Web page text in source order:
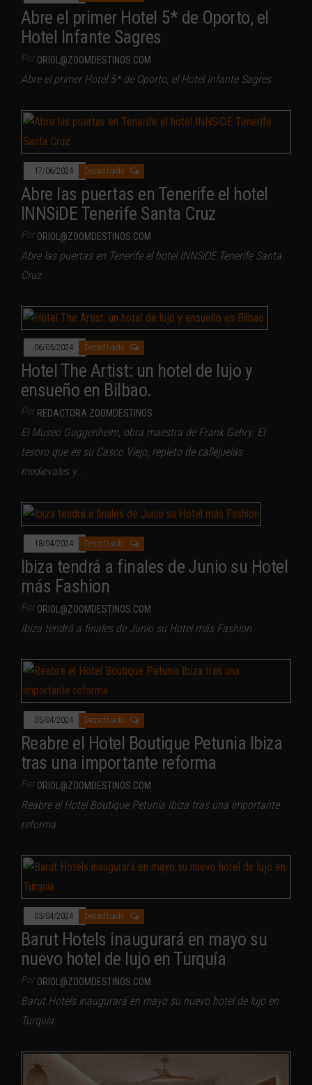
Abre el primer Hotel 5* de Oporto, el
Hotel Infante Sagres
Por ORIOL@ZOOMDESTINOS.COM
Abre el primer Hotel 5* de Oporto, el Hotel Infante Sagres
17/06/2024 Desactivado
Abre las puertas en Tenerife el hotel
INNSiDE Tenerife Santa Cruz
Por ORIOL@ZOOMDESTINOS.COM
Abre las puertas en Tenerife el hotel INNSiDE Tenerife Santa
Cruz
06/05/2024 Desactivado
Hotel The Artist: un hotel de lujo y
ensueño en Bilbao.
Por REDACTORA ZOOMDESTINOS
El Museo Guggenheim, obra maestra de Frank Gehry. El
tesoro que es su Casco Viejo, repleto de callejuelas
medievales y…
18/04/2024 Desactivado
Ibiza tendrá a finales de Junio su Hotel
más Fashion
Por ORIOL@ZOOMDESTINOS.COM
Ibiza tendrá a finales de Junio su Hotel más Fashion
05/04/2024 Desactivado
Reabre el Hotel Boutique Petunia Ibiza
tras una importante reforma
Por ORIOL@ZOOMDESTINOS.COM
Reabre el Hotel Boutique Petunia Ibiza tras una importante
reforma
03/04/2024 Desactivado
Barut Hotels inaugurará en mayo su
nuevo hotel de lujo en Turquía
Por ORIOL@ZOOMDESTINOS.COM
Barut Hotels inaugurará en mayo su nuevo hotel de lujo en
Turquía